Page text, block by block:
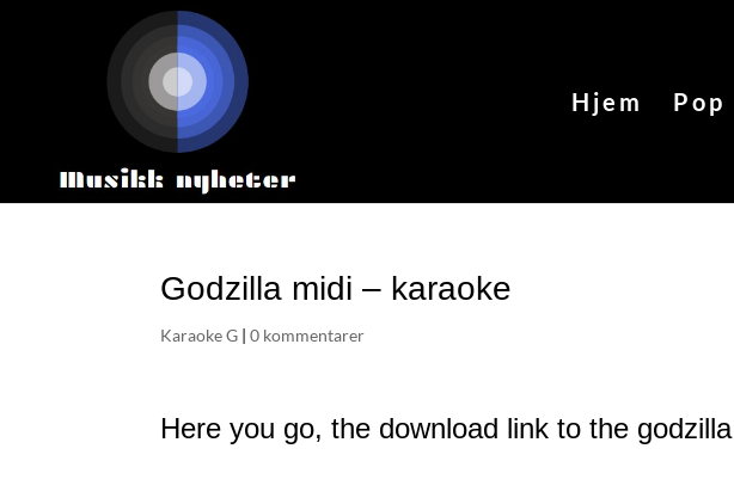
Hjem Pop
Godzilla midi – karaoke
Karaoke G |0 kommentarer
Here you go, the download link to the godzilla